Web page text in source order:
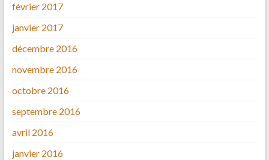
février 2017
janvier 2017
décembre 2016
novembre 2016
octobre 2016
septembre 2016
avril 2016
janvier 2016